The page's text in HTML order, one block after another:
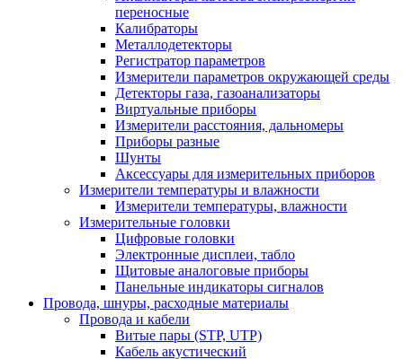
переносные
Калибраторы
Металлодетекторы
Регистратор параметров
Измерители параметров окружающей среды
Детекторы газа, газоанализаторы
Виртуальные приборы
Измерители расстояния, дальномеры
Приборы разные
Шунты
Аксессуары для измерительных приборов
Измерители температуры и влажности
Измерители температуры, влажности
Измерительные головки
Цифровые головки
Электронные дисплеи, табло
Щитовые аналоговые приборы
Панельные индикаторы сигналов
Провода, шнуры, расходные материалы
Провода и кабели
Витые пары (STP, UTP)
Кабель акустический